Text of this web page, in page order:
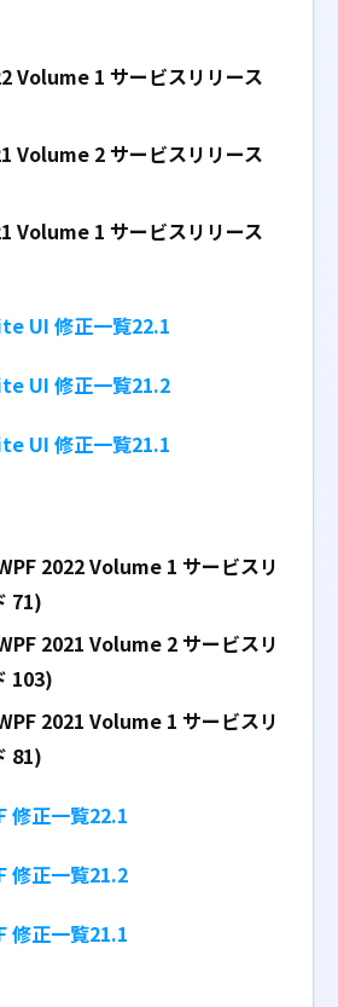
Volume 1 サービスリリース
Volume 2 サービスリリース
Volume 1 サービスリリース
UI 修正一覧22.1
UI 修正一覧21.2
UI 修正一覧21.1
2022 Volume 1 サービスリ
71)
2021 Volume 2 サービスリ
103)
2021 Volume 1 サービスリ
81)
正一覧22.1
正一覧21.2
正一覧21.1